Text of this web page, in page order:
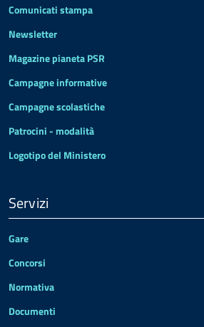
Comunicati stampa
Newsletter
Magazine pianeta PSR
Campagne informative
Campagne scolastiche
Patrocini - modalità
Logotipo del Ministero
Servizi
Gare
Concorsi
Normativa
Documenti